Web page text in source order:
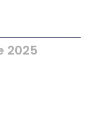
2025